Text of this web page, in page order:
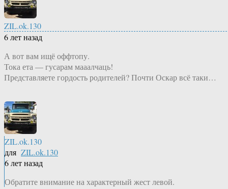
ZIL.ok.130
6 лет назад
А вот вам ищё оффтопу.
Тока ета — гусарам мааалчаць!
Представляете гордость родителей? Почти Оскар всё таки…
ZIL.ok.130
для ZIL.ok.130
6 лет назад
Обратите внимание на характерный жест левой.